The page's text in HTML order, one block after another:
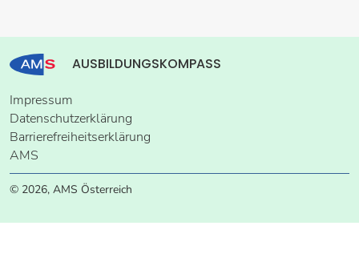
AUSBILDUNGSKOMPASS
Impressum
Datenschutzerklärung
Barrierefreiheitserklärung
AMS
© 2026, AMS Österreich